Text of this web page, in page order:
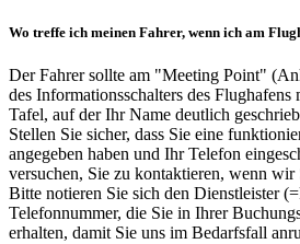
Wo treffe ich meinen Fahrer, wenn ich am
Der Fahrer sollte am "Meeting Point"
des Informationsschalters des
Tafel, auf der Ihr Name deutlich
Stellen Sie sicher, dass Sie eine
angegeben haben und Ihr Telefon
versuchen, Sie zu kontaktieren, wenn
Bitte notieren Sie sich den Dienstleister
Telefonnummer, die Sie in Ihrer
erhalten, damit Sie uns im Bedarfsfall